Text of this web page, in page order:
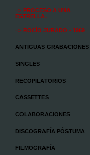
=> PROCESO A UNA
ESTRELLA.
=> ROCÍO JURADO - 1969
ANTIGUAS GRABACIONES
SINGLES
RECOPILATORIOS
CASSETTES
COLABORACIONES
DISCOGRAFÍA PÓSTUMA
FILMOGRAFÍA